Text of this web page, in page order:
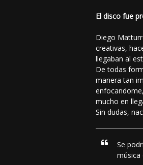
El disco fue
Diego
creativas,
llegaban al
De todas
manera tan
mucho en
Sin dudas,
Se
música